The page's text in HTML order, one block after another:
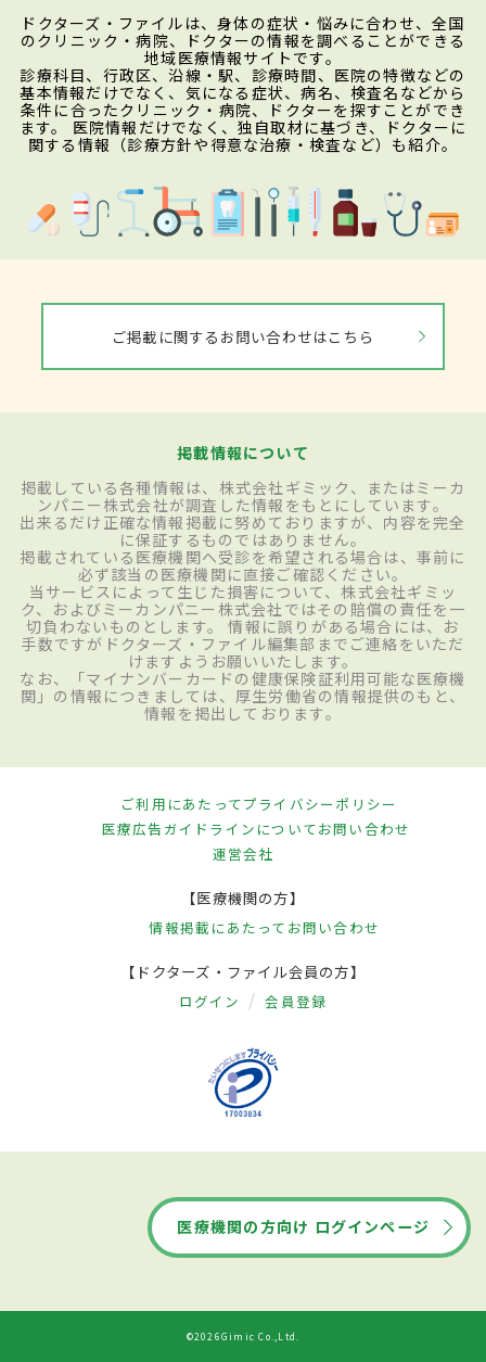
ドクターズ・ファイルは、身体の症状・悩みに合わせ、全国
のクリニック・病院、ドクターの情報を調べることができる
地域医療情報サイトです。
診療科目、行政区、沿線・駅、診療時間、医院の特徴などの
基本情報だけでなく、気になる症状、病名、検査名などから
条件に合ったクリニック・病院、ドクターを探すことができ
ます。 医院情報だけでなく、独自取材に基づき、ドクターに
関する情報（診療方針や得意な治療・検査など）も紹介。
ご掲載に関するお問い合わせはこちら
掲載情報について
掲載している各種情報は、株式会社ギミック、またはミーカ
ンパニー株式会社が調査した情報をもとにしています。
出来るだけ正確な情報掲載に努めておりますが、内容を完全
に保証するものではありません。
掲載されている医療機関へ受診を希望される場合は、事前に
必ず該当の医療機関に直接ご確認ください。
当サービスによって生じた損害について、株式会社ギミッ
ク、およびミーカンパニー株式会社ではその賠償の責任を一
切負わないものとします。 情報に誤りがある場合には、お
手数ですがドクターズ・ファイル編集部までご連絡をいただ
けますようお願いいたします。
なお、「マイナンバーカードの健康保険証利用可能な医療機
関」の情報につきましては、厚生労働省の情報提供のもと、
情報を掲出しております。
ご利用にあたってプライバシーポリシー
医療広告ガイドラインについてお問い合わせ
運営会社
【医療機関の方】
情報掲載にあたって お問い合わせ
【ドクターズ・ファイル会員の方】
ログイン 会員登録
医療機関の方向け ログインページ
©2026Gimic Co.,Ltd.